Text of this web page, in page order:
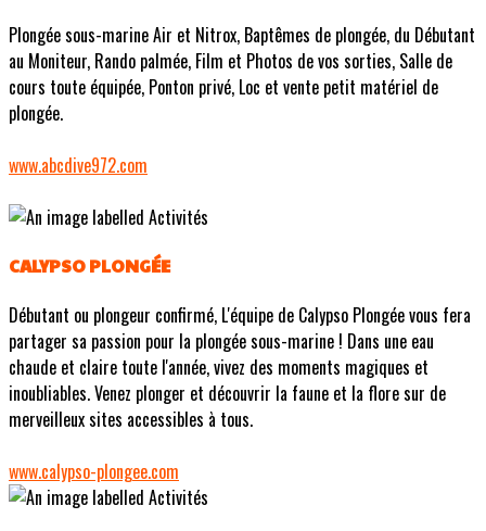
Plongée sous-marine Air et Nitrox, Baptêmes de plongée, du Débutant
au Moniteur, Rando palmée, Film et Photos de vos sorties, Salle de
cours toute équipée, Ponton privé, Loc et vente petit matériel de
plongée.
www.abcdive972.com
CALYPSO PLONGÉE
Débutant ou plongeur confirmé, L'équipe de Calypso Plongée vous fera
partager sa passion pour la plongée sous-marine ! Dans une eau
chaude et claire toute l'année, vivez des moments magiques et
inoubliables. Venez plonger et découvrir la faune et la flore sur de
merveilleux sites accessibles à tous.
www.calypso-plongee.com